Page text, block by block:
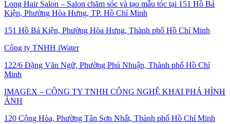
Long Hair Salon – Salon chăm sóc và tạo mẫu tóc tại 151 Hồ Bá
Kiện, Phường Hòa Hưng, TP. Hồ Chí Minh
151 Hồ Bá Kiện, Phường Hòa Hưng, Thành phố Hồ Chí Minh
Công ty TNHH iWater
122/6 Đặng Văn Ngữ, Phường Phú Nhuận, Thành phố Hồ Chí
Minh
IMAGEX – CÔNG TY TNHH CÔNG NGHỆ KHAI PHÁ HÌNH
ẢNH
120 Cộng Hòa, Phường Tân Sơn Nhất, Thành phố Hồ Chí Minh